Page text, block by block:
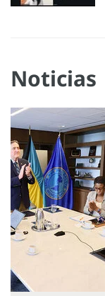
Noticias